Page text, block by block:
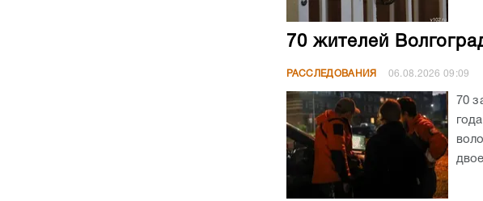
70 жителей
РАССЛЕДОВАНИЯ 06.08.202609:09
70